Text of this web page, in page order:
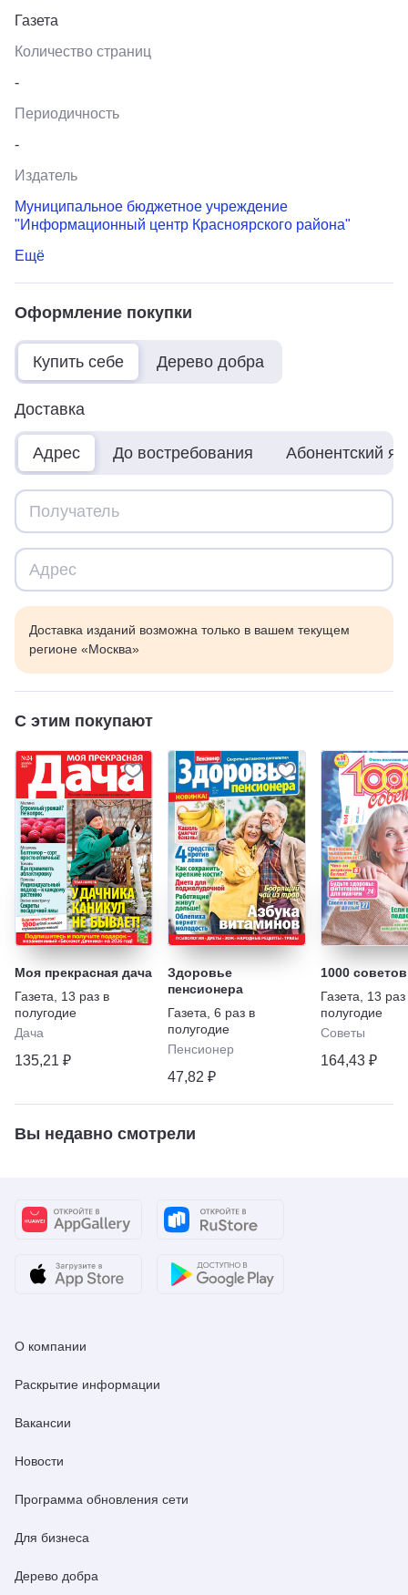
Газета
Количество страниц
-
Периодичность
-
Издатель
Муниципальное бюджетное учреждение
"Информационный центр Красноярского района"
Ещё
Оформление покупки
Купить себе Дерево добра
Доставка
Адрес До востребования Абонентский
Доставка изданий возможна только в вашем текущем
регионе «Москва»
С этим покупают
Моя прекрасная дача
Газета
13 раз в
полугодие
Дача
135,21 ₽
Здоровье
пенсионера
Газета 6 раз в
полугодие
Пенсионер
47,82 ₽
1000 советов
Газета
13 раз
полугодие
Советы
164,43 ₽
Вы недавно смотрели
О компании
Раскрытие информации
Вакансии
Новости
Программа обновления сети
Для бизнеса
Дерево добра